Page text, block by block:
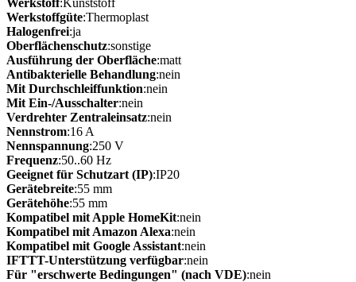
Werkstoffgüte:Thermoplast
Halogenfrei:ja
Oberflächenschutz:sonstige
Ausführung der Oberfläche:matt
Antibakterielle Behandlung:nein
Mit Durchschleiffunktion:nein
Mit Ein-/Ausschalter:nein
Verdrehter Zentraleinsatz:nein
Nennstrom:16 A
Nennspannung:250 V
Frequenz:50..60 Hz
Geeignet für Schutzart (IP):IP20
Gerätebreite:55 mm
Gerätehöhe:55 mm
Kompatibel mit Apple HomeKit:nein
Kompatibel mit Amazon Alexa:nein
Kompatibel mit Google Assistant:nein
IFTTT-Unterstützung verfügbar:nein
Für "erschwerte Bedingungen" (nach VDE):nein